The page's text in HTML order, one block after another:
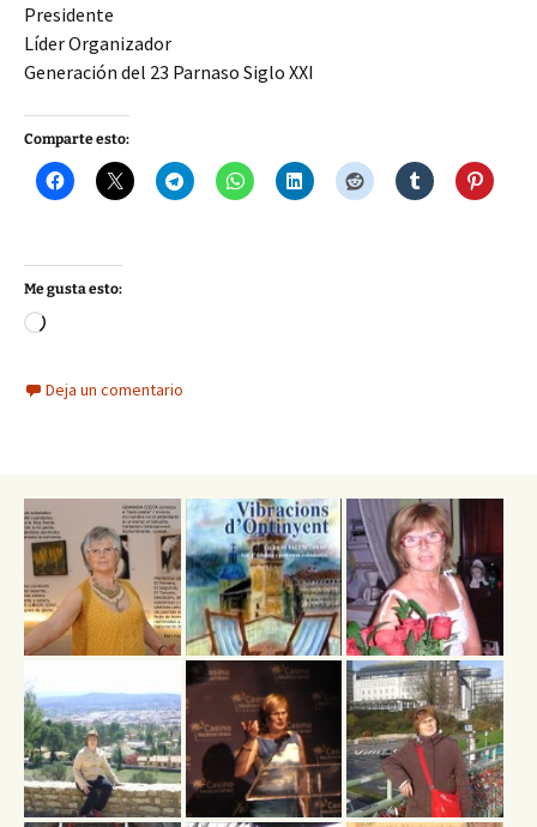
Presidente
Líder Organizador
Generación del 23 Parnaso Siglo XXI
Comparte esto:
Me gusta esto:
Cargando...
Deja un comentario